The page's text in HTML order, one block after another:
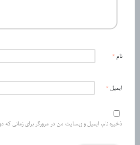
نام *
ایمیل *
ذخیره نام، ایمیل و وبسایت من در مرورگر برای زمانی که